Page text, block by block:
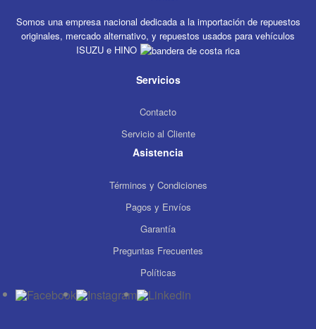
Somos una empresa nacional dedicada a la importación de repuestos
originales, mercado alternativo, y repuestos usados para vehículos
ISUZU e HINO
Servicios
Contacto
Servicio al Cliente
Asistencia
Términos y Condiciones
Pagos y Envíos
Garantía
Preguntas Frecuentes
Políticas